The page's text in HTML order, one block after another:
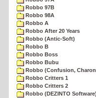
Robbo 97B
Robbo 98A
Robbo A
Robbo After 20 Years
Robbo (Antic-Soft)
Robbo B
Robbo Boss
Robbo Bubu
Robbo (Confusion,
Robbo Critters 1
Robbo Critters 2
Robbo (DEZINTO